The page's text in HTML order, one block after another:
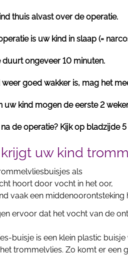
thuis alvast over de operatie.
is uw kind in slaap (=
duurt ongeveer 10 minuten.
goed wakker is, mag het
uw kind mogen de eerste 2
de operatie? Kijk op bladzijde
uw kind
als
hoort door vocht in het oor,
vaak een middenoorontsteking
ervoor dat het vocht van de
buisje is een klein plastic
trommelvlies. Zo komt er een